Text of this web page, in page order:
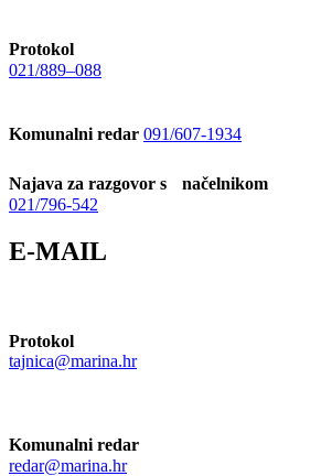
Protokol
021/889–088
Komunalni redar 091/607-1934
Najava za razgovor s načelnikom
021/796-542
E-MAIL
Protokol
tajnica@marina.hr
Komunalni redar
redar@marina.hr